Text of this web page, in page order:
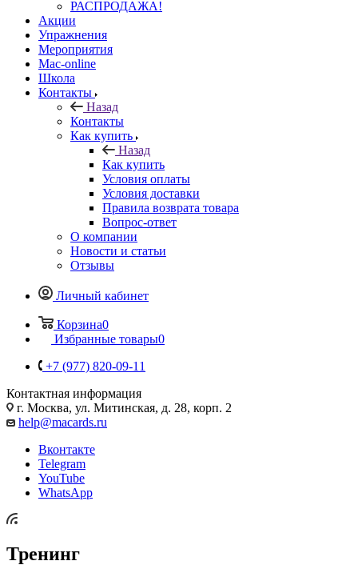
РАСПРОДАЖА!
Акции
Упражнения
Мероприятия
Mac-online
Школа
Контакты
Назад
Контакты
Как купить
Назад
Как купить
Условия оплаты
Условия доставки
Правила возврата товара
Вопрос-ответ
О компании
Новости и статьи
Отзывы
Личный кабинет
Корзина0
Избранные товары0
+7 (977) 820-09-11
Контактная информация
г. Москва, ул. Митинская, д. 28, корп. 2
help@macards.ru
Вконтакте
Telegram
YouTube
WhatsApp
Тренинг